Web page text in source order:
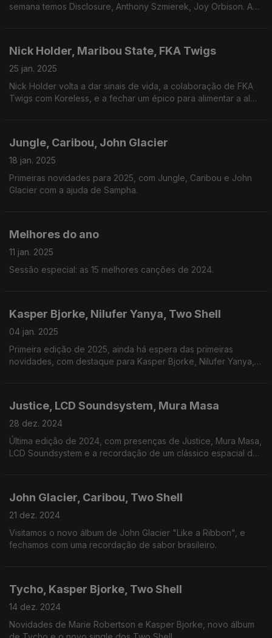
semana temos Disclosure, Anthony Szmierek, Joy Orbison. A
Nick Holder, Maribou State, FKA Twigs
25 jan. 2025
Nick Holder volta a dar sinais de vida, a colaboração de FKA
Twigs com Koreless, e a fechar um épico para alimentar a alma
Jungle, Caribou, John Glacier
18 jan. 2025
Primeiras novidades para 2025, com Jungle, Caribou e John
Glacier com a ajuda de Sampha.
Melhores do ano
11 jan. 2025
Sessão especial: as 15 melhores canções de 2024.
Kasper Bjorke, Nilufer Yanya, Two Shell
04 jan. 2025
Primeira edição de 2025, ainda há espera das primeiras
novidades, com destaque para Kasper Bjorke, Nilufer Yanya, e
Justice, LCD Soundsystem, Mura Masa
28 dez. 2024
Última edição de 2024, com presenças de Justice, Mura Masa,
LCD Soundsystem e a recordação de um clássico espacial de
John Glacier, Caribou, Two Shell
21 dez. 2024
Visitamos o novo álbum de John Glacier "Like a Ribbon", e
fechamos com uma recordação de sabor brasileiro.
Tycho, Kasper Bjorke, Two Shell
14 dez. 2024
Novidades de Marie Robertson e Kasper Bjorke, novo álbum